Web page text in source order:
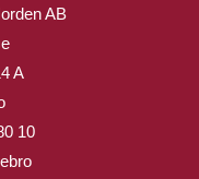
AB
A
10